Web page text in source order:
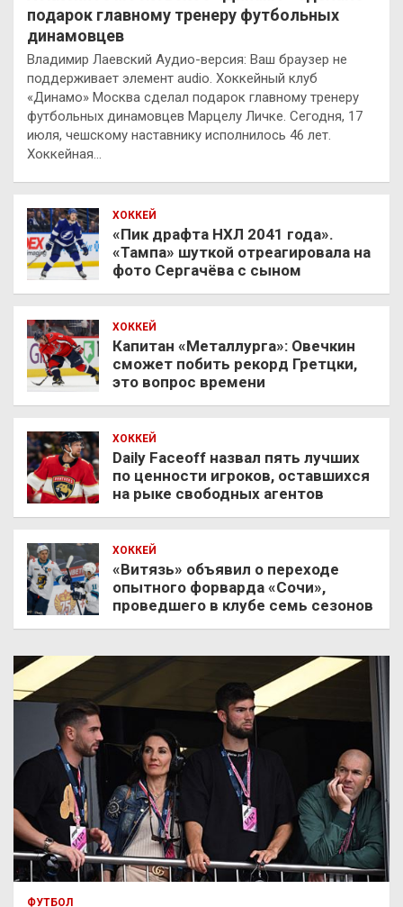
подарок главному тренеру футбольных
динамовцев
Владимир Лаевский Аудио-версия: Ваш браузер не
поддерживает элемент audio. Хоккейный клуб
«Динамо» Москва сделал подарок главному тренеру
футбольных динамовцев Марцелу Личке. Сегодня, 17
июля, чешскому наставнику исполнилось 46 лет.
Хоккейная…
ХОККЕЙ
«Пик драфта НХЛ 2041 года».
«Тампа» шуткой отреагировала на
фото Сергачёва с сыном
ХОККЕЙ
Капитан «Металлурга»: Овечкин
сможет побить рекорд Гретцки,
это вопрос времени
ХОККЕЙ
Daily Faceoff назвал пять лучших
по ценности игроков, оставшихся
на рыке свободных агентов
ХОККЕЙ
«Витязь» объявил о переходе
опытного форварда «Сочи»,
проведшего в клубе семь сезонов
ФУТБОЛ